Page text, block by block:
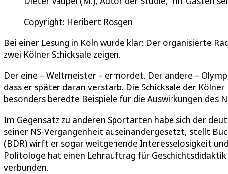
Copyright: Heribert Rösgen
Bei einer Lesung in Köln wurde klar: Der organisierte
zwei Kölner Schicksale zeigen.
Der eine – Weltmeister – ermordet. Der andere –
dass er später daran verstarb. Die Schicksale der
besonders beredte Beispiele für die Auswirkungen des
Im Gegensatz zu anderen Sportarten habe sich der
seiner NS-Vergangenheit auseinandergesetzt, stellt
(BDR) wirft er sogar weitgehende Interesselosigkeit
Politologe hat einen Lehrauftrag für
verbunden.